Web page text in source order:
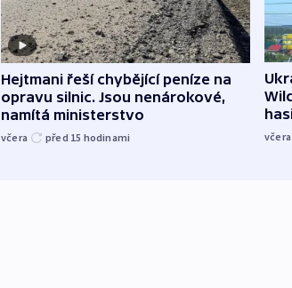
Hejtmani řeší chybějící peníze na
opravu silnic. Jsou nenárokové,
namítá ministerstvo
včera před 15 hodinami včera